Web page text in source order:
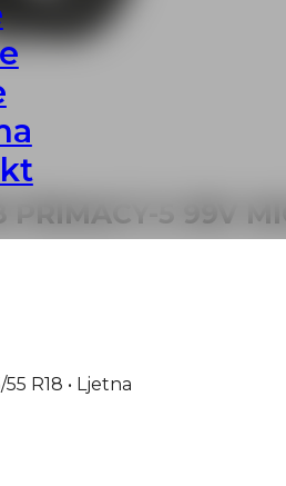
PRIMACY-5 99V
55 R18 • Ljetna